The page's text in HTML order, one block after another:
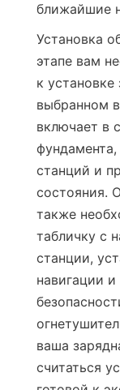
ближайшие
Установка
этапе вам
к
выбранном
включает в
станций и
состояния.
также
табличку с
станции,
навигации и
ваша
считаться